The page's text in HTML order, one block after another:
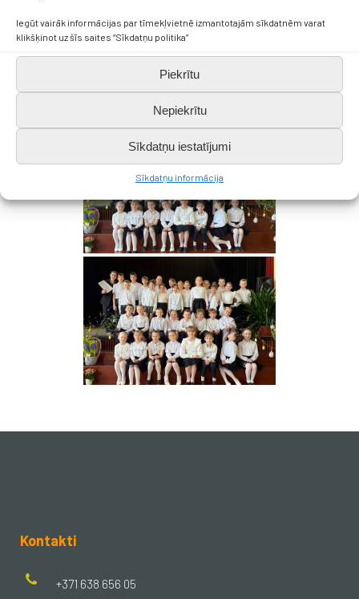
Iegūt vairāk informācijas par tīmekļvietnē izmantotajām sīkdatnēm varat
klikšķinot uz šīs saites “Sīkdatņu politika”
Piekrītu
Nepiekrītu
Sīkdatņu iestatījumi
Sīkdatņu informācija
Kontakti
+371 638 656 05